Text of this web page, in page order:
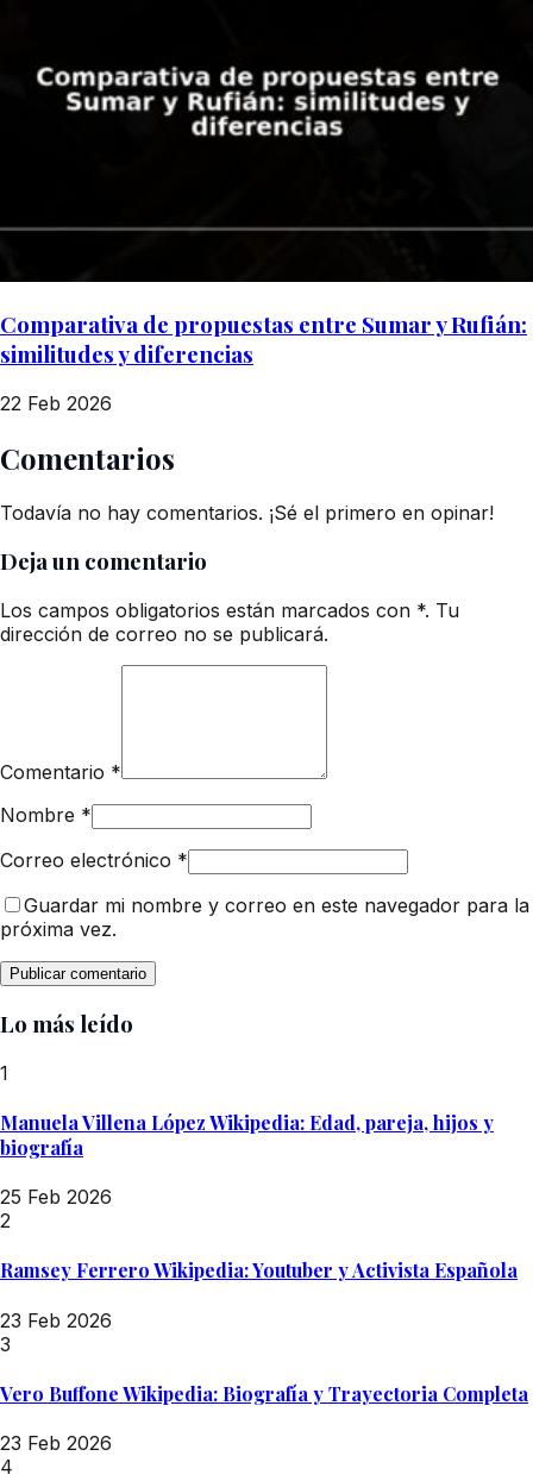
Comparativa de propuestas entre Sumar y Rufián:
similitudes y diferencias
22 Feb 2026
Comentarios
Todavía no hay comentarios. ¡Sé el primero en opinar!
Deja un comentario
Los campos obligatorios están marcados con *. Tu
dirección de correo no se publicará.
Comentario *
Nombre *
Correo electrónico *
Guardar mi nombre y correo en este navegador para la
próxima vez.
Lo más leído
1
Manuela Villena López Wikipedia: Edad, pareja, hijos y
biografía
25 Feb 2026
2
Ramsey Ferrero Wikipedia: Youtuber y Activista Española
23 Feb 2026
3
Vero Buffone Wikipedia: Biografía y Trayectoria Completa
23 Feb 2026
4